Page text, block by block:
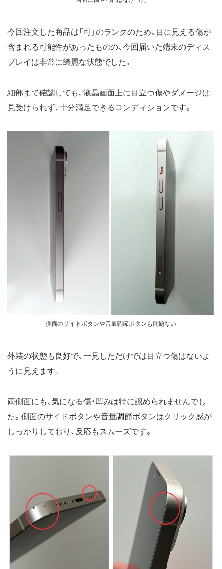
今回注文した商品は「可」のランクのため、目に見える傷が
含まれる可能性があったものの、今回届いた端末のディス
プレイは非常に綺麗な状態でした。
細部まで確認しても、液晶画面上に目立つ傷やダメージは
見受けられず、十分満足できるコンディションです。
側面のサイドボタンや音量調節ボタンも問題ない
外装の状態も良好で、一見しただけでは目立つ傷はないよ
うに見えます。
両側面にも、気になる傷・凹みは特に認められませんでし
た。側面のサイドボタンや音量調節ボタンはクリック感が
しっかりしており、反応もスムーズです。